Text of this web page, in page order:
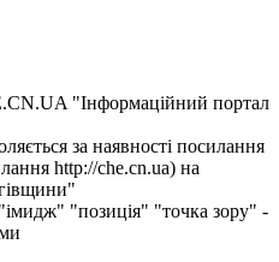
"Інформаційний портал
за наявності посилання
http://che.cn.ua) на
"позиція" "точка зору" -